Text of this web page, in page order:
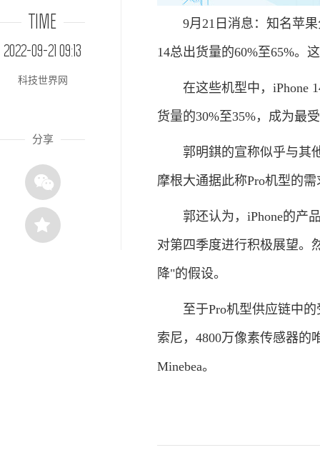
TIME
2022-09-21 09:13
科技世界网
分享
9月21日消息：知名苹果
14总出货量的60%至65%。
在这些机型中，iPhone 14
货量的30%至35%，成为最
郭明錤的宣称似乎与其他
摩根大通据此称Pro机型的
郭还认为，iPhone的产品
对第四季度进行积极展望。
降"的假设。
至于Pro机型供应链中的
索尼，4800万像素传感器的
Minebea。